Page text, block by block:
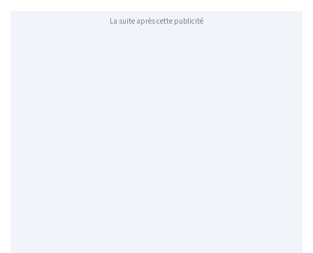
La suite après cette publicité